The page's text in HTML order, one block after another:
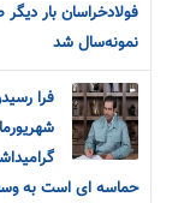
فولادخراسان بار
نمونه‌سال شد
حماسه ای است به